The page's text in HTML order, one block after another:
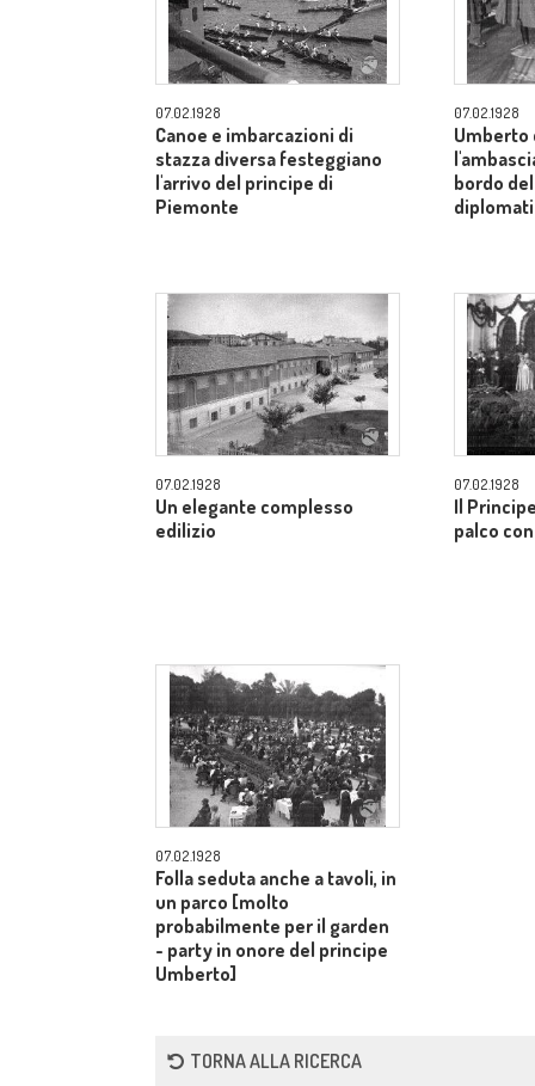
07.02.1928
Canoe e imbarcazioni di
stazza diversa festeggiano
l'arrivo del principe di
Piemonte
07.02.1928
Umberto
bordo
07.02.1928
Un elegante complesso
edilizio
07.02.1928
Il
palco
07.02.1928
Folla seduta anche a tavoli, in
un parco [molto
probabilmente per il garden
- party in onore del principe
Umberto]
TORNA ALLA RICERCA